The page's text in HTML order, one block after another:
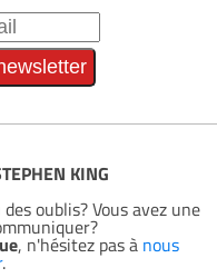
KING
oublis? Vous avez une
, n'hésitez pas à nous
.